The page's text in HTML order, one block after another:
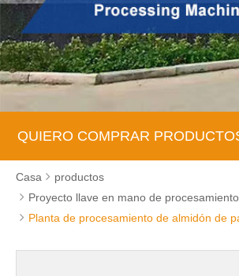
QUIERO COMPRAR
Casa
productos
Proyecto llave en mano de
Planta de procesamiento de almidón de